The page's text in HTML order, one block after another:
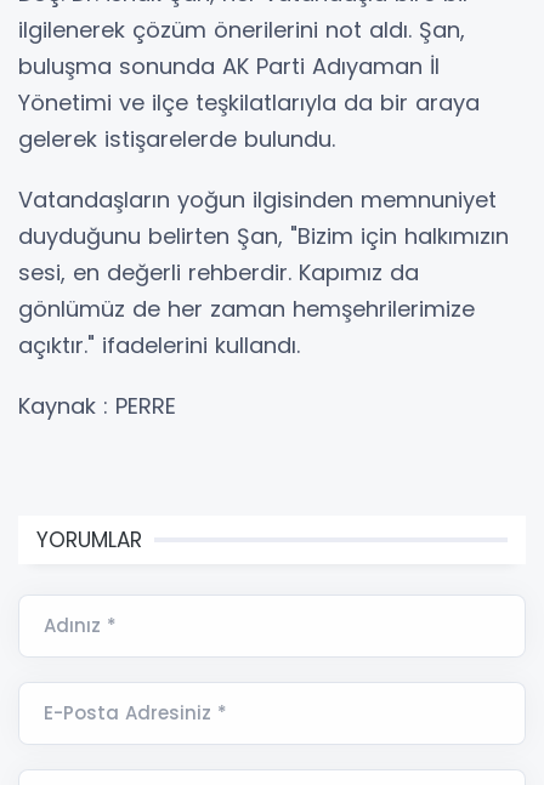
ilgilenerek çözüm önerilerini not aldı. Şan,
buluşma sonunda AK Parti Adıyaman İl
Yönetimi ve ilçe teşkilatlarıyla da bir araya
gelerek istişarelerde bulundu.
Vatandaşların yoğun ilgisinden memnuniyet
duyduğunu belirten Şan, "Bizim için halkımızın
sesi, en değerli rehberdir. Kapımız da
gönlümüz de her zaman hemşehrilerimize
açıktır." ifadelerini kullandı.
Kaynak : PERRE
YORUMLAR
Adınız *
E-Posta Adresiniz *